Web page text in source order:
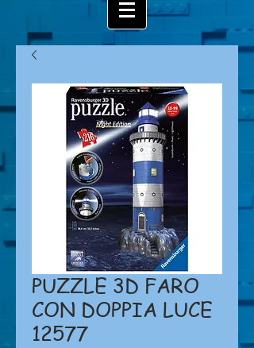
PUZZLE 3D FARO
CON DOPPIA LUCE
12577